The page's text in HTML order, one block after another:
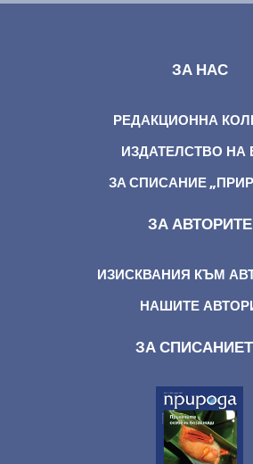
ЗА НАС
РЕДАКЦИОННА
ИЗДАТЕЛСТВО НА
ЗА СПИСАНИЕ
ЗА АВТОРИТЕ
ИЗИСКВАНИЯ КЪМ
НАШИТЕ
ЗА